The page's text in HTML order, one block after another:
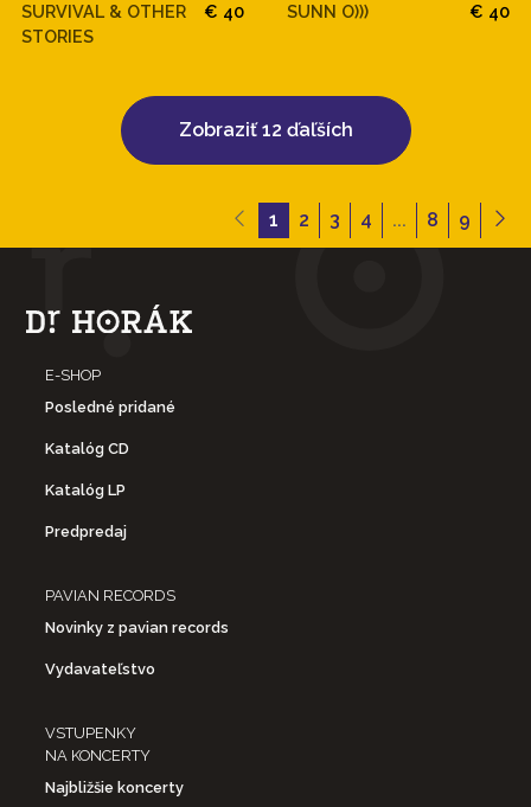
SURVIVAL & OTHER
STORIES
€ 40 SUNN O))) € 40
Zobraziť 12 ďaľších
1 2 3 4 ... 8 9
E-SHOP
Posledné pridané
Katalóg CD
Katalóg LP
Predpredaj
PAVIAN RECORDS
Novinky z pavian records
Vydavateľstvo
VSTUPENKY
NA KONCERTY
Najbližšie koncerty